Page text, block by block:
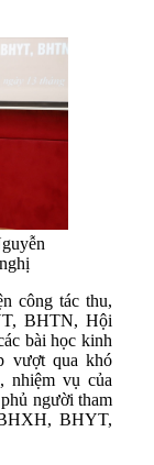
công tác thu,
BHTN, Hội
bài học kinh
vượt qua khó
nhiệm vụ của
người tham
BHYT,